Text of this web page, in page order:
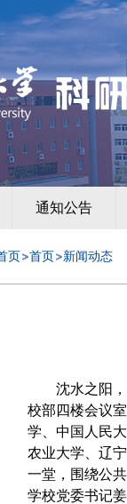
通知公告
页 首页 新闻动态
沈水之阳
校部四楼会议
学、中国人民
农业大学、辽
一堂，围绕公
学校党委书记